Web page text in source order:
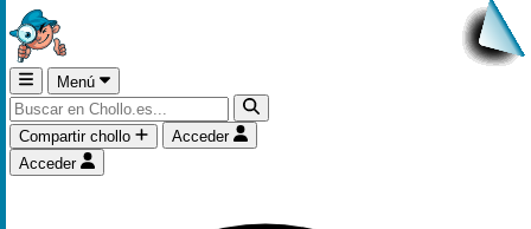
Menú
Compartir chollo
Acceder
Acceder